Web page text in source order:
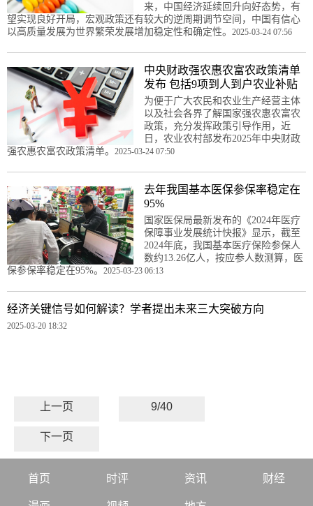
来，中国经济延续回升向好态势，有
望实现良好开局，宏观政策还有较大的逆周期调节空间，中国有信心
以高质量发展为世界繁荣发展增加稳定性和确定性。 2025-03-24 07:56
中央财政强农惠农富农政策清单
发布 包括9项到人到户农业补贴
为便于广大农民和农业生产经营主体
以及社会各界了解国家强农惠农富农
政策，充分发挥政策引导作用，近
日，农业农村部发布2025年中央财政
强农惠农富农政策清单。 2025-03-24 07:50
去年我国基本医保参保率稳定在
95%
国家医保局最新发布的《2024年医疗
保障事业发展统计快报》显示，截至
2024年底，我国基本医疗保险参保人
数约13.26亿人，按应参人数测算，医
保参保率稳定在95%。 2025-03-23 06:13
经济关键信号如何解读？学者提出未来三大突破方向
2025-03-20 18:32
上一页 9/40
下一页
首页 时评 资讯 财经